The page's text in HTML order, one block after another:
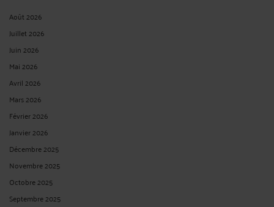
Août 2026
Juillet 2026
Juin 2026
Mai 2026
Avril 2026
Mars 2026
Février 2026
Janvier 2026
Décembre 2025
Novembre 2025
Octobre 2025
Septembre 2025